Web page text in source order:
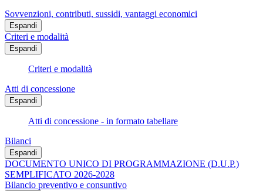
Sovvenzioni, contributi, sussidi, vantaggi economici
Espandi
Criteri e modalità
Espandi
Criteri e modalità
Atti di concessione
Espandi
Atti di concessione - in formato tabellare
Bilanci
Espandi
DOCUMENTO UNICO DI PROGRAMMAZIONE (D.U.P.)
SEMPLIFICATO 2026-2028
Bilancio preventivo e consuntivo